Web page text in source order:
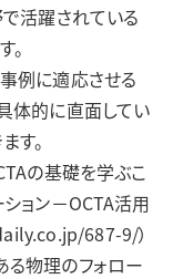
活躍されている
。
例に適応させる
体的に直面してい
す。
の基礎を学ぶこ
ョン－OCTA活用
687-9/）
物理のフォロー